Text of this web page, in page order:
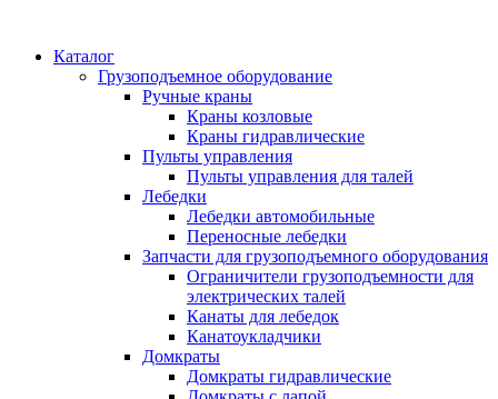
Каталог
Грузоподъемное оборудование
Ручные краны
Краны козловые
Краны гидравлические
Пульты управления
Пульты управления для талей
Лебедки
Лебедки автомобильные
Переносные лебедки
Запчасти для грузоподъемного оборудования
Ограничители грузоподъемности для
электрических талей
Канаты для лебедок
Канатоукладчики
Домкраты
Домкраты гидравлические